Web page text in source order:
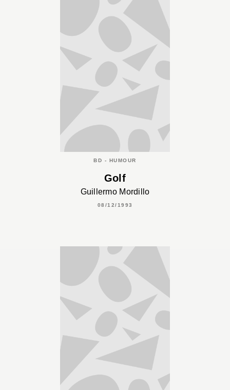
BD - HUMOUR
Golf
Guillermo Mordillo
08/12/1993